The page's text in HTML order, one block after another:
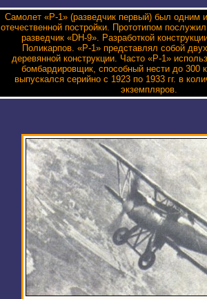
Самолет «Р-1» (разведчик первый) был одним
отечественной постройки. Прототипом
разведчик «DH-9». Разработкой
Поликарпов. «Р-1» представлял собой
деревянной конструкции. Часто «Р-1»
бомбардировщик, способный нести до 300
выпускался серийно с 1923 по 1933 гг. в
экземпляров.